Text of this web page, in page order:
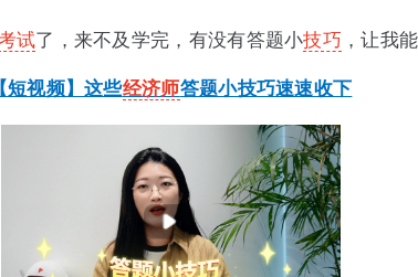
试了，来不及学完，有没有答题小技巧 ，让我
【短视频】这些经济师答题小技巧速速收下